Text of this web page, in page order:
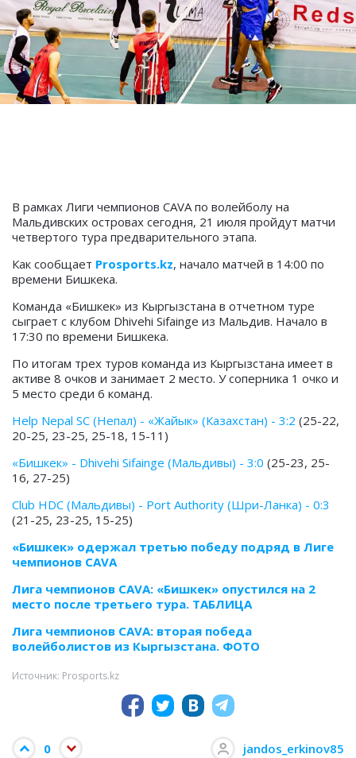
В рамках Лиги чемпионов CAVA по волейболу на
Мальдивских островах сегодня, 21 июля пройдут матчи
четвертого тура предварительного этапа.
Как сообщает Prosports.kz, начало матчей в 14:00 по
времени Бишкека.
Команда «Бишкек» из Кыргызстана в отчетном туре
сыграет с клубом Dhivehi Sifainge из Мальдив. Начало в
17:30 по времени Бишкека.
По итогам трех туров команда из Кыргызстана имеет в
активе 8 очков и занимает 2 место. У соперника 1 очко и
5 место среди 6 команд.
Help Nepal SC (Непал) - «Жайык» (Казахстан) - 3:2 (25-22,
20-25, 23-25, 25-18, 15-11)
«Бишкек» - Dhivehi Sifainge (Мальдивы) - 3:0 (25-23, 25-
16, 27-25)
Club HDC (Мальдивы) - Port Authority (Шри-Ланка) - 0:3
(21-25, 23-25, 15-25)
«Бишкек» одержал третью победу подряд в Лиге
чемпионов CAVA
Лига чемпионов CAVA: «Бишкек» опустился на 2
место после третьего тура. ТАБЛИЦА
Лига чемпионов CAVA: вторая победа
волейболистов из Кыргызстана. ФОТО
Источник: Prosports.kz
0 jandos_erkinov85